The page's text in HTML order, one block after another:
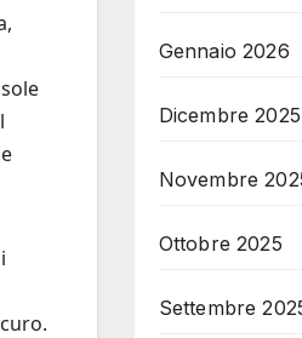
Gennaio 2026
Dicembre 2025
Novembre
Ottobre 2025
Settembre